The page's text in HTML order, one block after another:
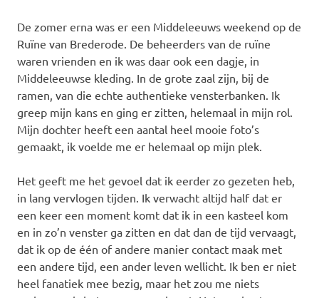
De zomer erna was er een Middeleeuws weekend op de
Ruïne van Brederode. De beheerders van de ruïne
waren vrienden en ik was daar ook een dagje, in
Middeleeuwse kleding. In de grote zaal zijn, bij de
ramen, van die echte authentieke vensterbanken. Ik
greep mijn kans en ging er zitten, helemaal in mijn rol.
Mijn dochter heeft een aantal heel mooie foto’s
gemaakt, ik voelde me er helemaal op mijn plek.
Het geeft me het gevoel dat ik eerder zo gezeten heb,
in lang vervlogen tijden. Ik verwacht altijd half dat er
een keer een moment komt dat ik in een kasteel kom
en in zo’n venster ga zitten en dat dan de tijd vervaagt,
dat ik op de één of andere manier contact maak met
een andere tijd, een ander leven wellicht. Ik ben er niet
heel fanatiek mee bezig, maar het zou me niets